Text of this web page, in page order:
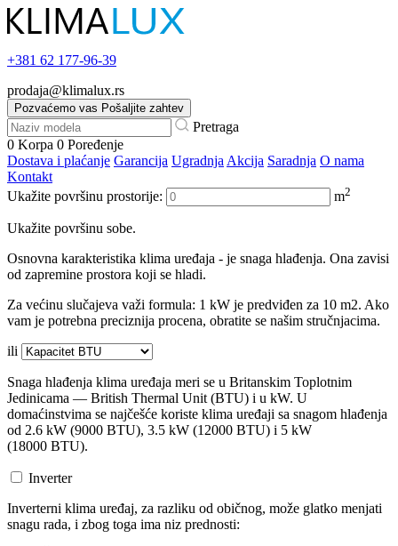
+381 62 177-96-39
prodaja@klimalux.rs
Pozvaćemo vas Pošaljite zahtev
Pretraga
0 Korpa 0 Poređenje
Dostava i plaćanje Garancija Ugradnja Akcija Saradnja O nama
Kontakt
Ukažite površinu prostorije:
m2
Ukažite površinu sobe.
Osnovna karakteristika klima uređaja - je snaga hlađenja. Ona zavisi
od zapremine prostora koji se hladi.
Za većinu slučajeva važi formula: 1 kW je predviđen za 10 m2. Ako
vam je potrebna preciznija procena, obratite se našim stručnjacima.
ili
Snaga hlađenja klima uređaja meri se u Britanskim Toplotnim
Jedinicama — British Thermal Unit (BTU) i u kW. U
domaćinstvima se najčešće koriste klima uređaji sa snagom hlađenja
od 2.6 kW (9000 BTU), 3.5 kW (12000 BTU) i 5 kW
(18000 BTU).
Inverter
Inverterni klima uređaj, za razliku od običnog, može glatko menjati
snagu rada, i zbog toga ima niz prednosti: